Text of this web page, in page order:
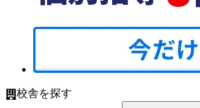
校舎を探す